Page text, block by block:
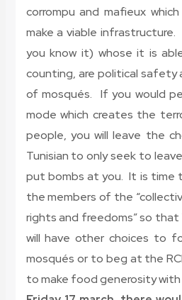
corrompu and mafieux
make a viable
you know it) whose it is
counting, are political
of mosqués. If you would
mode which creates the
people, you will leave the
Tunisian to only seek to
put bombs at you. It is time
the members of the
rights and freedoms” so that
will have other choices to
mosqués or to beg at the
to make food generosity with